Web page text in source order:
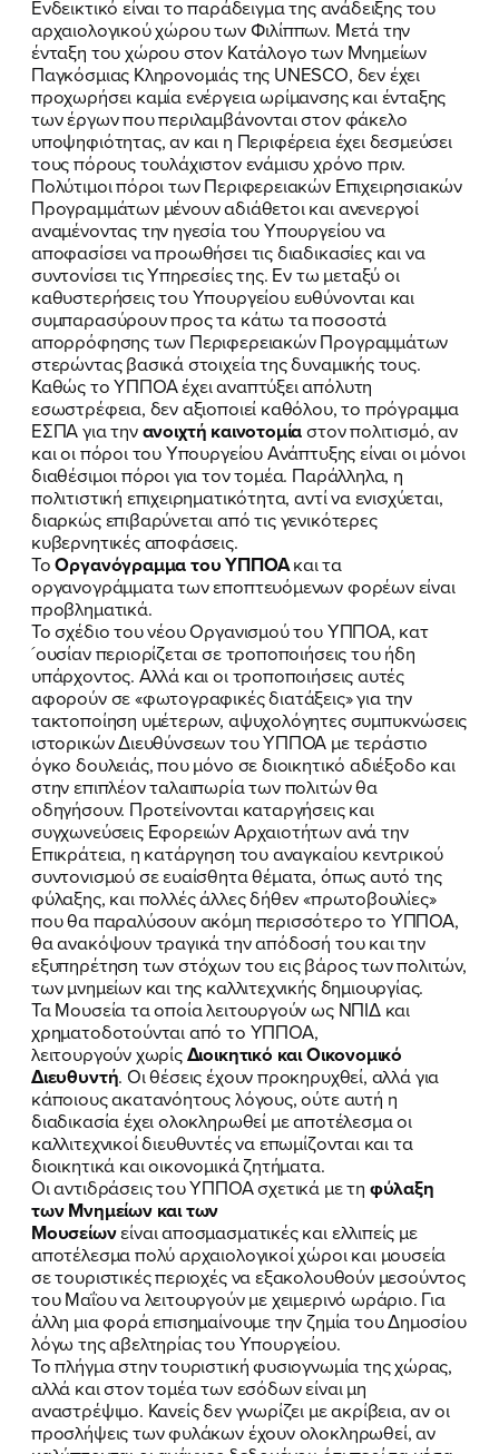
Ενδεικτικό είναι το παράδειγμα της ανάδειξης του
αρχαιολογικού χώρου των Φιλίππων. Μετά την
ένταξη του χώρου στον Κατάλογο των Μνημείων
Παγκόσμιας Κληρονομιάς της UNESCO, δεν έχει
προχωρήσει καμία ενέργεια ωρίμανσης και ένταξης
των έργων που περιλαμβάνονται στον φάκελο
υποψηφιότητας, αν και η Περιφέρεια έχει δεσμεύσει
τους πόρους τουλάχιστον ενάμισυ χρόνο πριν.
Πολύτιμοι πόροι των Περιφερειακών Επιχειρησιακών
Προγραμμάτων μένουν αδιάθετοι και ανενεργοί
αναμένοντας την ηγεσία του Υπουργείου να
αποφασίσει να προωθήσει τις διαδικασίες και να
συντονίσει τις Υπηρεσίες της. Εν τω μεταξύ οι
καθυστερήσεις του Υπουργείου ευθύνονται και
συμπαρασύρουν προς τα κάτω τα ποσοστά
απορρόφησης των Περιφερειακών Προγραμμάτων
στερώντας βασικά στοιχεία της δυναμικής τους.
Καθώς το ΥΠΠΟΑ έχει αναπτύξει απόλυτη
εσωστρέφεια, δεν αξιοποιεί καθόλου, το πρόγραμμα
ΕΣΠΑ για τηνανοιχτή καινοτομίαστον πολιτισμό, αν
και οι πόροι του Υπουργείου Ανάπτυξης είναι οι μόνοι
διαθέσιμοι πόροι για τον τομέα. Παράλληλα, η
πολιτιστική επιχειρηματικότητα, αντί να ενισχύεται,
διαρκώς επιβαρύνεται από τις γενικότερες
κυβερνητικές αποφάσεις.
ΤοΟργανόγραμμα του ΥΠΠΟΑκαι τα
οργανογράμματα των εποπτευόμενων φορέων είναι
προβληματικά.
Το σχέδιο του νέου Οργανισμού του ΥΠΠΟΑ, κατ
´ουσίαν περιορίζεται σε τροποποιήσεις του ήδη
υπάρχοντος. Αλλά και οι τροποποιήσεις αυτές
αφορούν σε «φωτογραφικές διατάξεις» για την
τακτοποίηση υμέτερων, αψυχολόγητες συμπυκνώσεις
ιστορικών Διευθύνσεων του ΥΠΠΟΑ με τεράστιο
όγκο δουλειάς, που μόνο σε διοικητικό αδιέξοδο και
στην επιπλέον ταλαιπωρία των πολιτών θα
οδηγήσουν. Προτείνονται καταργήσεις και
συγχωνεύσεις Εφορειών Αρχαιοτήτων ανά την
Επικράτεια, η κατάργηση του αναγκαίου κεντρικού
συντονισμού σε ευαίσθητα θέματα, όπως αυτό της
φύλαξης, και πολλές άλλες δήθεν «πρωτοβουλίες»
που θα παραλύσουν ακόμη περισσότερο το ΥΠΠΟΑ,
θα ανακόψουν τραγικά την απόδοσή του και την
εξυπηρέτηση των στόχων του εις βάρος των πολιτών,
των μνημείων και της καλλιτεχνικής δημιουργίας.
Τα Μουσεία τα οποία λειτουργούν ως ΝΠΙΔ και
χρηματοδοτούνται από το ΥΠΠΟΑ,
λειτουργούν χωρίςΔιοικητικό και Οικονομικό
Διευθυντή. Οι θέσεις έχουν προκηρυχθεί, αλλά για
κάποιους ακατανόητους λόγους, ούτε αυτή η
διαδικασία έχει ολοκληρωθεί με αποτέλεσμα οι
καλλιτεχνικοί διευθυντές να επωμίζονται και τα
διοικητικά και οικονομικά ζητήματα.
Οι αντιδράσεις του ΥΠΠΟΑ σχετικά με τη φύλαξη
των Μνημείων και των
Μουσείωνείναι αποσμασματικές και ελλιπείς με
αποτέλεσμα πολύ αρχαιολογικοί χώροι και μουσεία
σε τουριστικές περιοχές να εξακολουθούν μεσούντος
του Μαΐου να λειτουργούν με χειμερινό ωράριο. Για
άλλη μια φορά επισημαίνουμε την ζημία του Δημοσίου
λόγω της αβελτηρίας του Υπουργείου.
Το πλήγμα στην τουριστική φυσιογνωμία της χώρας,
αλλά και στον τομέα των εσόδων είναι μη
αναστρέψιμο. Κανείς δεν γνωρίζει με ακρίβεια, αν οι
προσλήψεις των φυλάκων έχουν ολοκληρωθεί, αν